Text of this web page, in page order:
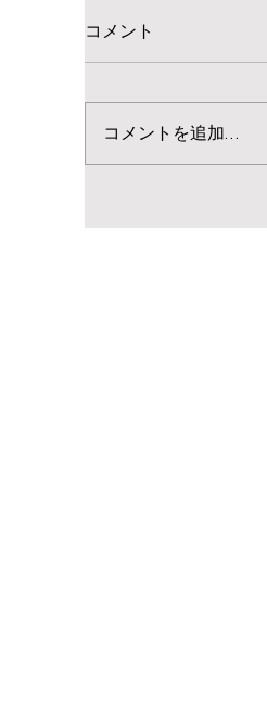
コメント
コメントを追加…